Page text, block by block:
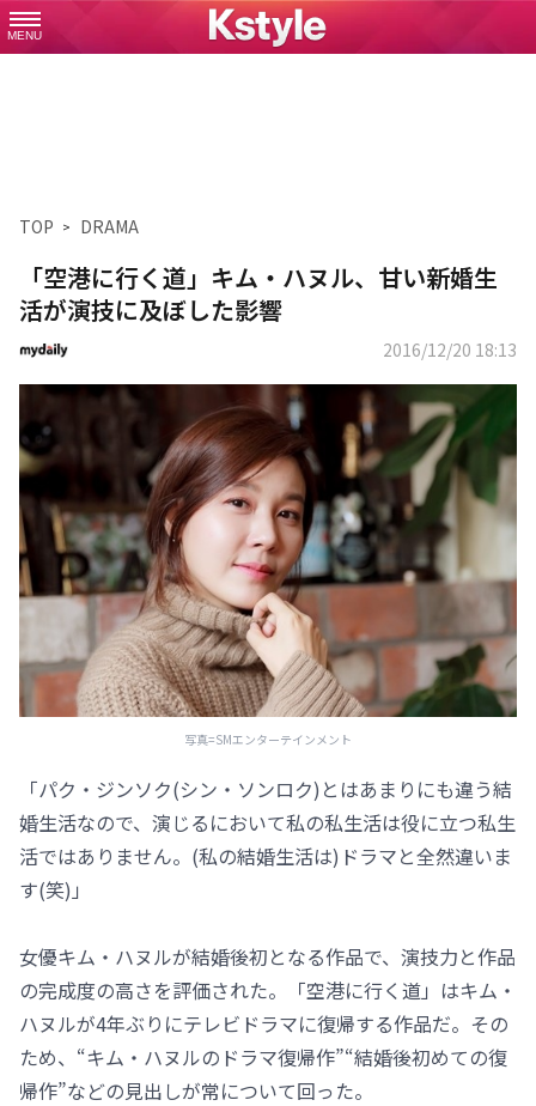
MENU
TOP DRAMA
「空港に行く道」キム・ハヌル、甘い新婚生
活が演技に及ぼした影響
2016/12/20 18:13
写真=SMエンターテインメント
「パク・ジンソク(シン・ソンロク)とはあまりにも違う結
婚生活なので、演じるにおいて私の私生活は役に立つ私生
活ではありません。(私の結婚生活は)ドラマと全然違いま
す(笑)」
女優キム・ハヌルが結婚後初となる作品で、演技力と作品
の完成度の高さを評価された。「空港に行く道」はキム・
ハヌルが4年ぶりにテレビドラマに復帰する作品だ。その
ため、“キム・ハヌルのドラマ復帰作”“結婚後初めての復
帰作”などの見出しが常について回った。